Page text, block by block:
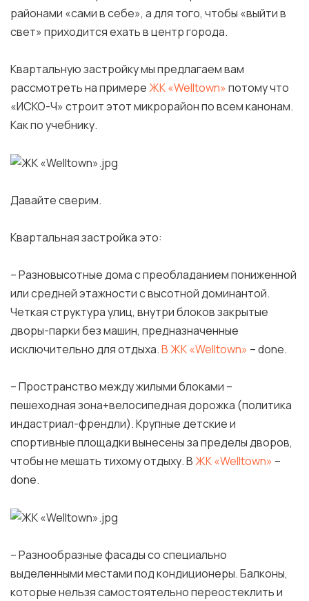
районами «сами в себе», а для того, чтобы «выйти в
свет» приходится ехать в центр города.
Квартальную застройку мы предлагаем вам
рассмотреть на примереЖК «Welltown» потому что
«ИСКО-Ч» строит этот микрорайон по всем канонам.
Как по учебнику.
Давайте сверим.
Квартальная застройка это:
– Разновысотные дома с преобладанием пониженной
или средней этажности с высотной доминантой.
Четкая структура улиц, внутри блоков закрытые
дворы-парки без машин, предназначенные
исключительно для отдыха.В ЖК «Welltown» – done.
– Пространство между жилыми блоками –
пешеходная зона+велосипедная дорожка (политика
индастриал-френдли). Крупные детские и
спортивные площадки вынесены за пределы дворов,
чтобы не мешать тихому отдыху. ВЖК «Welltown» –
done.
– Разнообразные фасады со специально
выделенными местами под кондиционеры. Балконы,
которые нельзя самостоятельно переостеклить и